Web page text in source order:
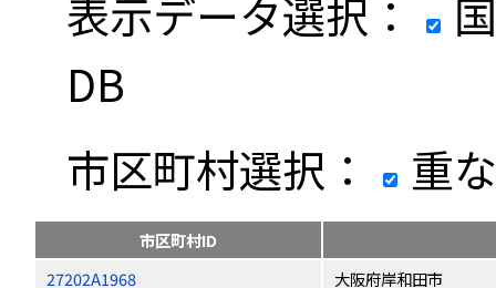
表示データ選択：
DB
市区町村選択：
重
市区町村ID
27202A1968
大阪府岸和田市